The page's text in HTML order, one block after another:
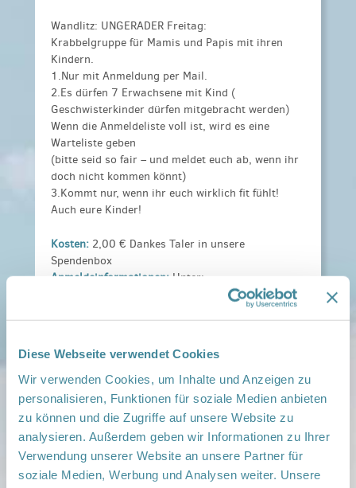
Diese Webseite verwendet Cookies
Wir verwenden Cookies, um Inhalte und Anzeigen zu
personalisieren, Funktionen für soziale Medien anbieten
zu können und die Zugriffe auf unsere Website zu
analysieren. Außerdem geben wir Informationen zu Ihrer
Verwendung unserer Website an unsere Partner für
soziale Medien, Werbung und Analysen weiter. Unsere
Wandlitz: UNGERADER Freitag:
Krabbelgruppe für Mamis und Papis mit ihren
Kindern.
1.Nur mit Anmeldung per Mail.
2.Es dürfen 7 Erwachsene mit Kind (
Geschwisterkinder dürfen mitgebracht werden)
Wenn die Anmeldeliste voll ist, wird es eine
Warteliste geben
(bitte seid so fair – und meldet euch ab, wenn ihr
doch nicht kommen könnt)
3.Kommt nur, wenn ihr euch wirklich fit fühlt!
Auch eure Kinder!
Kosten: 2,00 € Dankes Taler in unsere
Spendenbox
Anmeldeinformationen: Unter:
manuela.ladewig@immanuelalbertinen.de
Familienflyer-BER-2025
Veranstaltungsort:
Im Kinder- und Jugendfreizeiteinrichtung "
Bahnsteigkante", Bahnhofsgasse 1, 16348
Wandlitz
› auf Google Maps anzeigen